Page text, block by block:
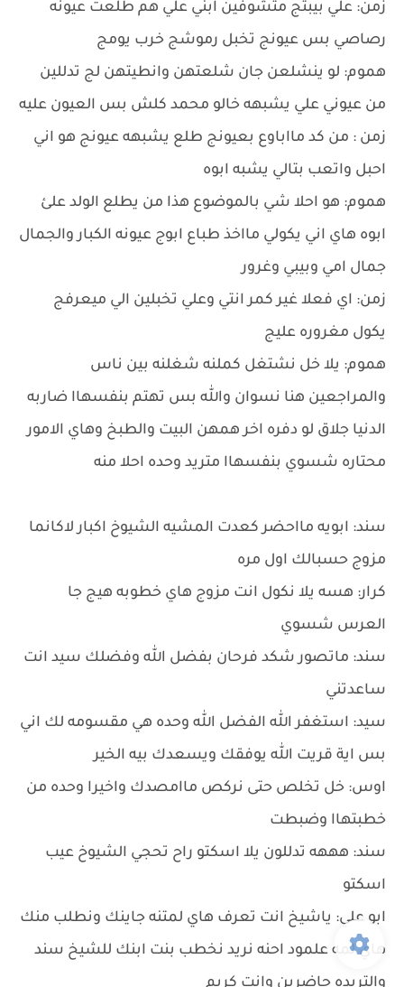
زمن: علي بيبتج متشوفين ابني علي هم طلعت عيونه
رصاصي بس عيونج تخبل رموشج خرب يومج
هموم: لو ينشلعن جان شلعتهن وانطيتهن لج تدللين
من عيوني علي يشبهه خالو محمد كلش بس العيون عليه
زمن : من كد مااباوع بعيونج طلع يشبهه عيونج هو اني
احبل واتعب بتالي يشبه ابوه
هموم: هو احلا شي بالموضوع هذا من يطلع الولد علئ
ابوه هاي اني يكولي مااخذ طباع ابوج عيونه الكبار والجمال
جمال امي وبيبي وغرور
زمن: اي فعلا غير كمر انتي وعلي تخبلين الي ميعرفج
يكول مغروره عليج
هموم: يلا خل نشتغل كملنه شغلنه بين ناس
والمراجعين هنا نسوان والله بس تهتم بنفسهاا ضاربه
الدنيا جلاق لو دفره اخر همهن البيت والطبخ وهاي الامور
محتاره شسوي بنفسهاا متريد وحده احلا منه
سند: ابويه مااحضر كعدت المشيه الشيوخ اكبار لاكانما
مزوج حسبالك اول مره
كرار: هسه يلا نكول انت مزوج هاي خطوبه هيج جا
العرس شسوي
سند: ماتصور شكد فرحان بفضل الله وفضلك سيد انت
ساعدتني
سيد: استغفر الله الفضل الله وحده هي مقسومه لك اني
بس اية قريت الله يوفقك ويسعدك بيه الخير
اوس: خل تخلص حتى نركص ماامصدك واخيرا وحده من
خطبتهاا وضبطت
سند: هههه تدللون يلا اسكتو راح تحجي الشيوخ عيب
اسكتو
ابو علي: ياشيخ انت تعرف هاي لمتنه جاينك ونطلب منك
هاي لمه علمود احنه نريد نخطب بنت ابنك للشيخ سند
والتريده حاضرين وانت كريم